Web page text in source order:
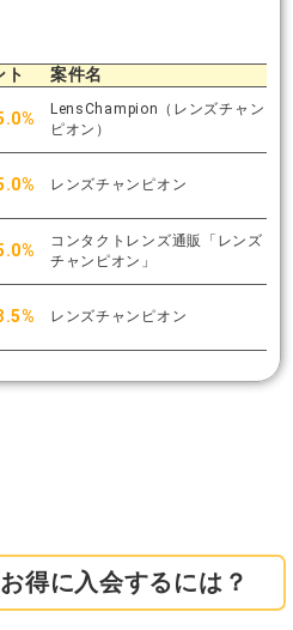
ト 案件名
LensChampion（レンズチャン
ピオン）
レンズチャンピオン
コンタクトレンズ通販「レンズ
チャンピオン」
レンズチャンピオン
得に入会するには？